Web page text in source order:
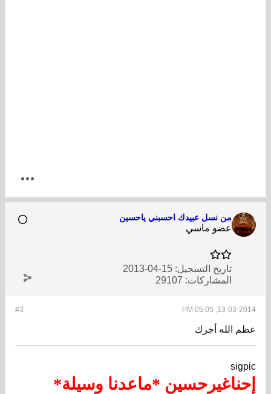
من نسل عبيدك احسبني ياحسين
عضو ماسي
تاريخ التسجيل: 15-04-2013
المشاركات: 29107
#3 13-03-2014, 05:05 PM
عظم الله أجرك
sigpic
إحناغيرحسين *ماعدنا وسيلة*